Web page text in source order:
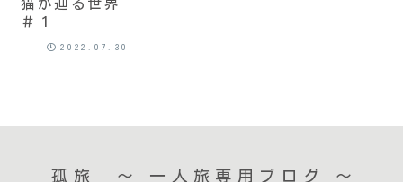
猫が辿る世界
＃１
2022.07.30
孤旅 〜 一人旅専用ブログ ～